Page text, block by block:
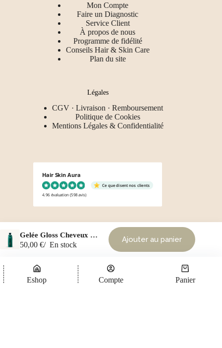
Mon Compte
Faire un Diagnostic
Service Client
À propos de nous
Programme de fidélité
Conseils Hair & Skin Care
Plan du site
Légales
CGV · Livraison · Remboursement
Politique de Cookies
Mentions Légales & Confidentialité
Hair Skin Aura
Ce que disent nos clients
4.96 évaluation(598 avis)
Copyright © 2026 - Tous droits réservés HairSkinAura by
MSM Web Solutions
Gelée Gloss Cheveux Bouclés Moisture & Control Oribe
50,00 € En stock
Ajouter au panier
Eshop Compte Panier